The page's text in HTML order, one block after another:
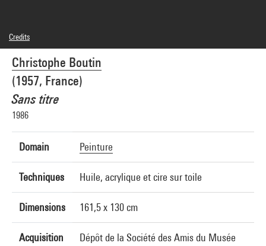
Christophe Boutin
(1957, France)
Sans titre
1986
Domain Peinture
Techniques Huile, acrylique et cire sur toile
Dimensions 161,5 x 130 cm
Acquisition
Dépôt de la Société des Amis du Musée
Credits
© Adagp, Paris
Photo credits : Centre Pompidou, MNAM-CCI/Philippe Migeat/Dist. GrandPalaisRmn
Image reference : 4R10365 [1992 CX 0060]
Image presentation :GrandPalaisRmnPhoto